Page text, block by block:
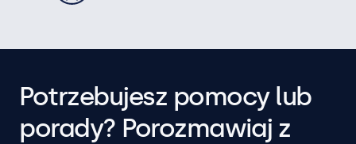
Potrzebujesz pomocy lub
porady? Porozmawiaj z